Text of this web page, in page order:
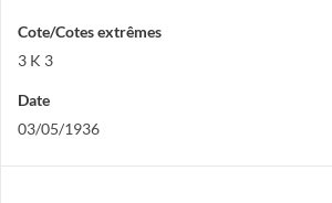
Cote/Cotes extrêmes
3 K 3
Date
03/05/1936